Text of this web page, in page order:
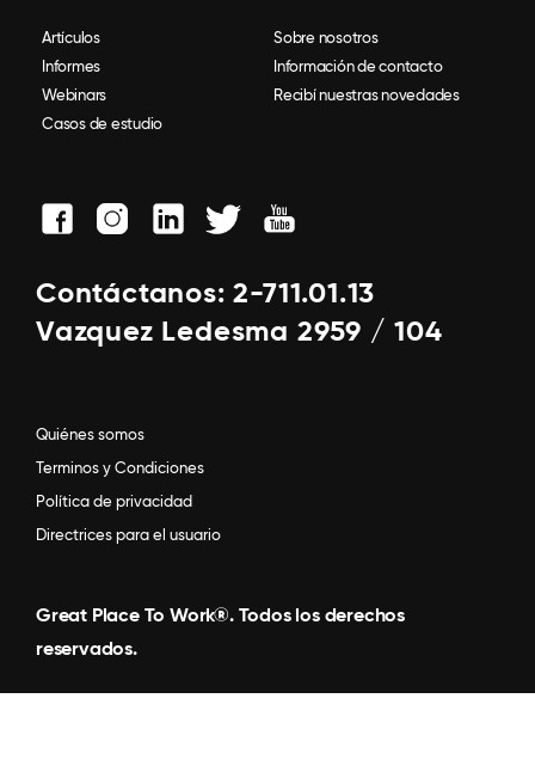
Artículos
Informes
Webinars
Casos de estudio
Sobre nosotros
Información de contacto
Recibí nuestras novedades
Contáctanos: 2-711.01.13
Vazquez Ledesma 2959 / 104
Quiénes somos
Terminos y Condiciones
Política de privacidad
Directrices para el usuario
Great Place To Work®. Todos los derechos
reservados.